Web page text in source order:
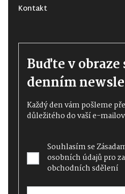
Kontakt
Buďte v obraze
denním
Každý den vám pošleme
důležitého do vaší e-
Souhlasím se
osobních údajůpro
obchodních sdělení